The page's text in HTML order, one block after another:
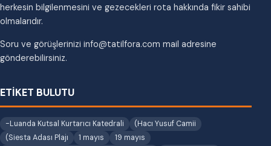
herkesin bilgilenmesini ve gezecekleri rota hakkında fikir sahibi
olmalarıdır.
Soru ve görüşlerinizi info@tatilfora.com mail adresine
gönderebilirsiniz.
ETİKET BULUTU
-Luanda Kutsal Kurtarıcı Katedrali
(Hacı Yusuf Camii
(Siesta Adası Plajı
1 mayıs
19 mayıs